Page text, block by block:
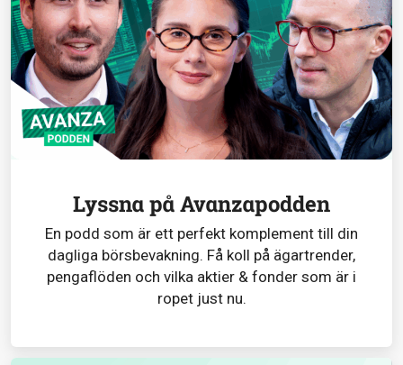
Lyssna på Avanzapodden
En podd som är ett perfekt komplement till din
dagliga börsbevakning. Få koll på ägartrender,
pengaflöden och vilka aktier & fonder som är i
ropet just nu.